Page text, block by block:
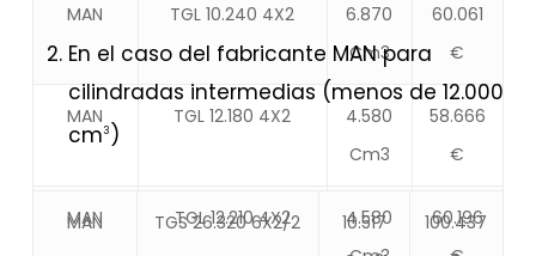
MAN TGL 10.240 4X2
6.870
Cm3
60.061
€
MAN TGL 12.180 4X2
4.580
Cm3
58.666
€
MAN TGL 12.210 4X2
4.580
60.196
En el caso del fabricante MAN para
cilindradas intermedias (menos de 12.000
cm3 )
MAN TGS 26.320 6X2/2
10.517
100.437